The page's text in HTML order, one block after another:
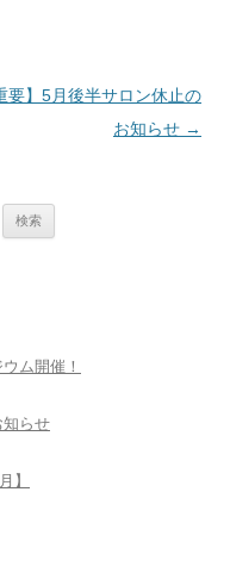
要】5月後半サロン休止の
お知らせ →
ム開催！
知らせ
】